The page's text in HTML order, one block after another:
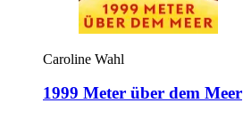
Caroline Wahl
1999 Meter über dem Meer